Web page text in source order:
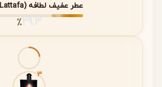
سرو، فلفل صورتی،
مریم، سوسن سرخ
عطر عفیف لطافه (Afeef Lattafa)
29.3٪
3